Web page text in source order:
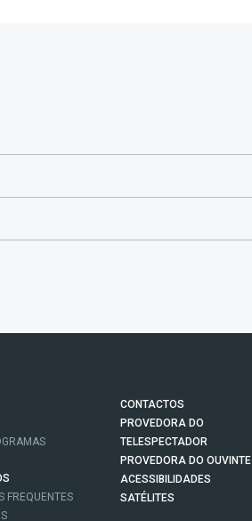
FREQUENTES
CONTACTOS
PROVEDORA DO
TELESPECTADOR
PROVEDORA DO OUVINTE
ACESSIBILIDADES
SATÉLITES